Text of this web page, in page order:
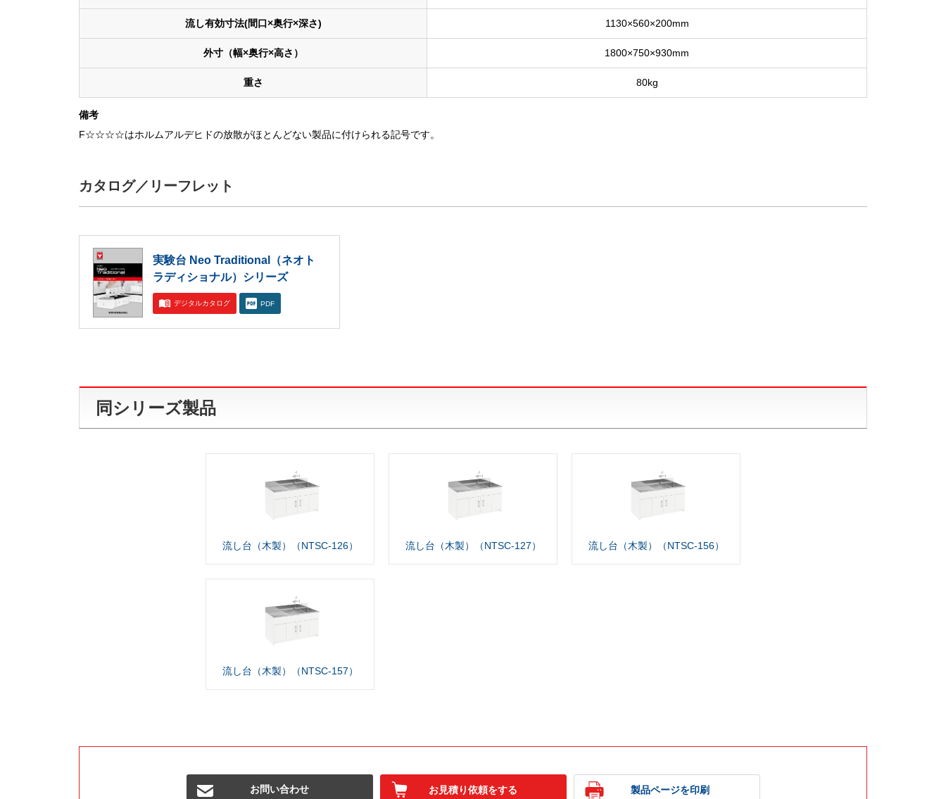
流し有効寸法(間口×奥行×深さ) 1130×560×200mm
外寸（幅×奥行×高さ） 1800×750×930mm
重さ 80kg
備考
F☆☆☆☆はホルムアルデヒドの放散がほとんどない製品に付けられる記号です。
カタログ／リーフレット
実験台 Neo Traditional（ネオト
ラディショナル）シリーズ
デジタルカタログ PDF
同シリーズ製品
流し台（木製）（NTSC-126） 流し台（木製）（NTSC-127） 流し台（木製）（NTSC-156）
流し台（木製）（NTSC-157）
お問い合わせ お見積り依頼をする 製品ページを印刷